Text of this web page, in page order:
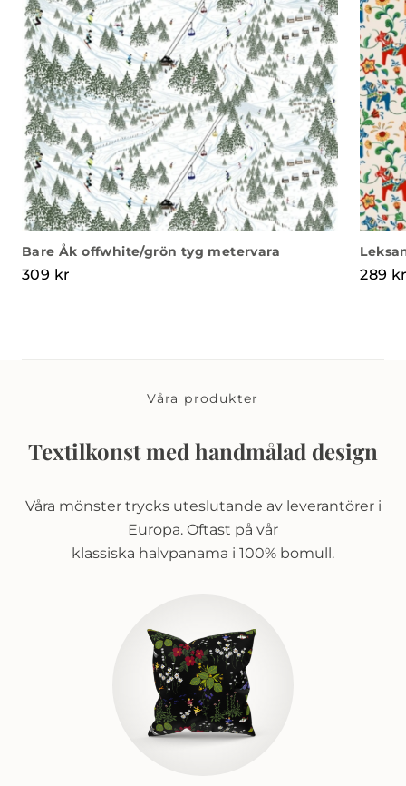
Bare Åk offwhite/grön tyg metervara
309 kr 289
Våra produkter
Textilkonst med handmålad design
Våra mönster trycks uteslutande av leverantörer i
Europa. Oftast på vår
klassiska halvpanama i 100% bomull.